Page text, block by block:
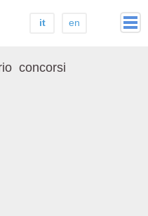
it en
concorsi